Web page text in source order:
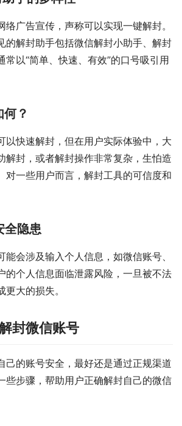
络广告宣传，声称可以实现一键解封。
的解封助手包括微信解封小助手、解封
常以“简单、快速、有效”的口号吸引用
？
以快速解封，但在用户实际体验中，大
解封，或者解封操作非常复杂，生怕造
对一些用户而言，解封工具的可信度和
全隐患
能会涉及输入个人信息，如微信账号、
的个人信息面临泄露风险，一旦被不法
大的损失。
封微信账号
己的账号安全，最好还是通过正规渠道
些步骤，帮助用户正确解封自己的微信